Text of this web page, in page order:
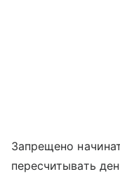
Запрещено
пересчитывать